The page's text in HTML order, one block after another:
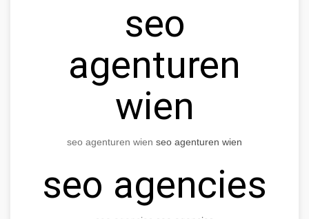
seo
agenturen
wien
seo agenturen wien seo agenturen wien
seo agencies